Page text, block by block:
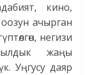
кино,
ачырган
негизи
жаңы
Уңгусу даяр